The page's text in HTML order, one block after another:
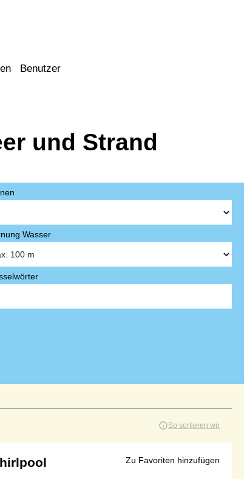
Benutzer
und Strand
Wasser
So sortieren wir
Zu Favoriten hinzufügen